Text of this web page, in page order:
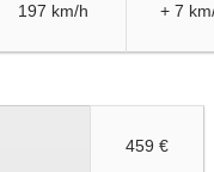
197 km/h + 7
459 €